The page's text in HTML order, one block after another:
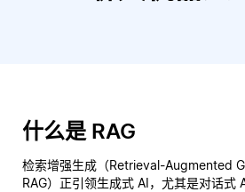
什么是 RAG
检索增强生成（Retrieval-Augmented
RAG）正引领生成式 AI，尤其是对话式